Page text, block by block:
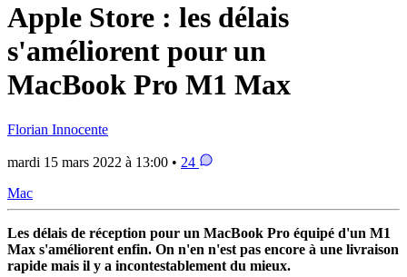
Apple Store : les délais
s'améliorent pour un
MacBook Pro M1 Max
Florian Innocente
mardi 15 mars 2022 à 13:00 • 24
Mac
Les délais de réception pour un MacBook Pro équipé d'un M1
Max s'améliorent enfin. On n'en n'est pas encore à une livraison
rapide mais il y a incontestablement du mieux.